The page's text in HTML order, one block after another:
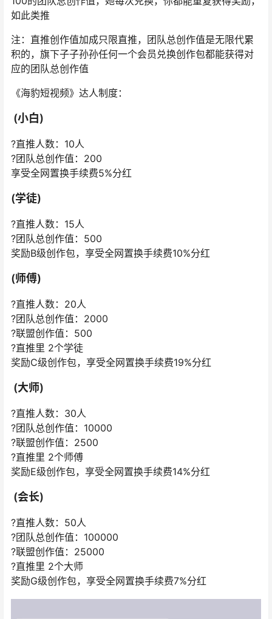
如此类推
注：直推创作值加成只限直推，团队总创作值是无限代累
积的，旗下子子孙孙任何一个会员兑换创作包都能获得对
应的团队总创作值
《海豹短视频》达人制度：
(小白)
?直推人数：10人
?团队总创作值：200
享受全网置换手续费5%分红
(学徒)
?直推人数：15人
?团队总创作值：500
奖励B级创作包，享受全网置换手续费10%分红
(师傅)
?直推人数：20人
?团队总创作值：2000
?联盟创作值：500
?直推里 2个学徒
奖励C级创作包，享受全网置换手续费19%分红
(大师)
?直推人数：30人
?团队总创作值：10000
?联盟创作值：2500
?直推里 2个师傅
奖励E级创作包，享受全网置换手续费14%分红
(会长)
?直推人数：50人
?团队总创作值：100000
?联盟创作值：25000
?直推里 2个大师
奖励G级创作包，享受全网置换手续费7%分红